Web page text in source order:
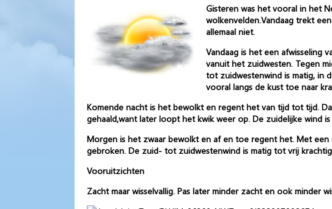
Gisteren was het vooral in het
wolkenvelden.Vandaag trekt
allemaal niet.
Vandaag is het een afwisseling
vanuit het zuidwesten. Tegen
tot zuidwestenwind is matig, in
vooral langs de kust toe naar
Komende nacht is het bewolkt en regent het van tijd tot tijd.
gehaald,want later loopt het kwik weer op. De zuidelijke wind
Morgen is het zwaar bewolkt en af en toe regent het. Met
gebroken. De zuid- tot zuidwestenwind is matig tot vrij
Vooruitzichten
Zacht maar wisselvallig. Pas later minder zacht en ook minder